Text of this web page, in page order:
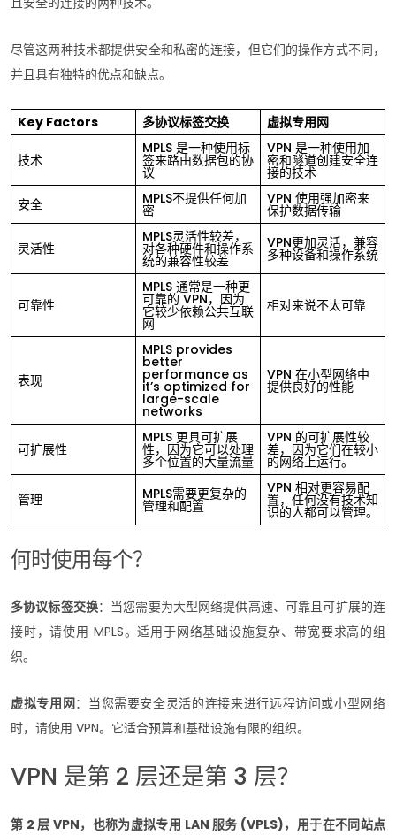
尽管这两种技术都提供安全和私密的连接，但它们的操作方式不同，
并且具有独特的优点和缺点。
Key Factors 多协议标签交换 虚拟专用网
技术
MPLS 是一种使用标
签来路由数据包的协
议
VPN 是一种使用加
密和隧道创建安全连
接的技术
安全
MPLS不提供任何加
密
VPN 使用强加密来
保护数据传输
灵活性
MPLS灵活性较差，
对各种硬件和操作系
统的兼容性较差
VPN更加灵活，兼容
多种设备和操作系统
可靠性
MPLS 通常是一种更
可靠的 VPN，因为
它较少依赖公共互联
网
相对来说不太可靠
表现
MPLS provides
better
performance as
it’s optimized for
large-scale
networks
VPN 在小型网络中
提供良好的性能
可扩展性
MPLS 更具可扩展
性，因为它可以处理
多个位置的大量流量
VPN 的可扩展性较
差，因为它们在较小
的网络上运行。
管理 MPLS需要更复杂的
管理和配置
VPN 相对更容易配
置，任何没有技术知
识的人都可以管理。
何时使用每个？
多协议标签交换：当您需要为大型网络提供高速、可靠且可扩展的连
接时，请使用 MPLS。适用于网络基础设施复杂、带宽要求高的组
织。
虚拟专用网：当您需要安全灵活的连接来进行远程访问或小型网络
时，请使用 VPN。它适合预算和基础设施有限的组织。
VPN 是第 2 层还是第 3 层？
第 2 层 VPN，也称为虚拟专用 LAN 服务 (VPLS)，用于在不同站点